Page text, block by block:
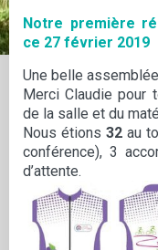
Notre première
ce 27 février 2019
Une belle
Merci Claudie pour
de la salle et du
Nous étions 32au
conférence), 3
d’attente.